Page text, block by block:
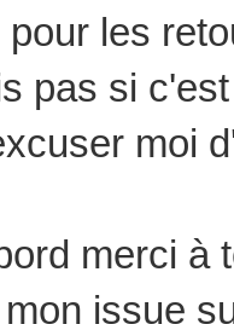
pour les
pas si
moi
merci à
issue